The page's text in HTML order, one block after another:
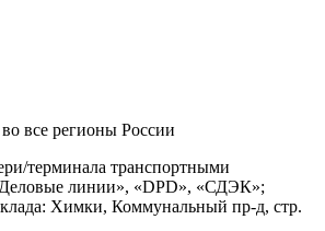
во все регионы России
терминала транспортными
линии», «DPD», «СДЭК»;
Химки, Коммунальный пр-д, стр.